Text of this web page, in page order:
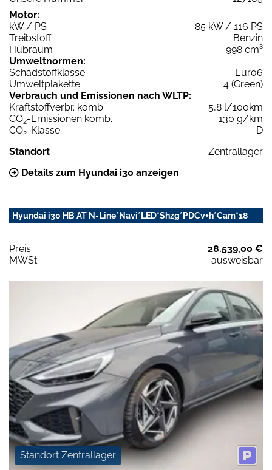
Motor:
kW / PS
85 kW / 116 PS
Treibstoff
Benzin
Hubraum
998 cm³
Umweltnormen:
Schadstoffklasse
Euro6
Umweltplakette
4 (Green)
Verbrauch und Emissionen nach WLTP:
Kraftstoffverbr. komb.
5,8 l/100km
CO2-Emissionen komb.
130 g/km
CO2-Klasse
D
Standort
Zentrallager
Details zum Hyundai i30 anzeigen
Hyundai i30 HB AT N-Line*Navi*LED*Shzg*PDCv+h*Cam*18
Preis:
28.539,00 €
MWSt:
ausweisbar
Standort Zentrallager